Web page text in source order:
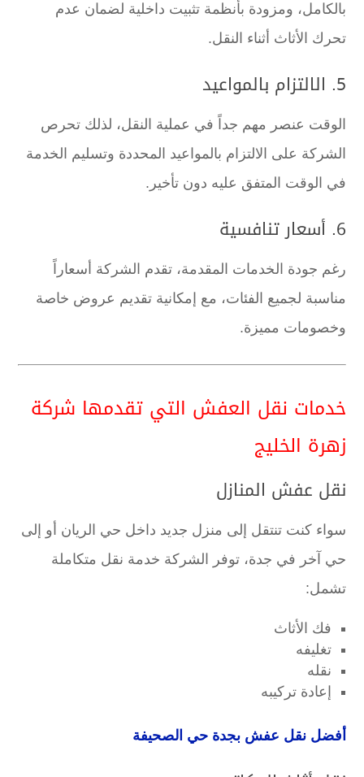
بالكامل، ومزودة بأنظمة تثبيت داخلية لضمان عدم
تحرك الأثاث أثناء النقل.
5. الالتزام بالمواعيد
الوقت عنصر مهم جداً في عملية النقل، لذلك تحرص
الشركة على الالتزام بالمواعيد المحددة وتسليم الخدمة
في الوقت المتفق عليه دون تأخير.
6. أسعار تنافسية
رغم جودة الخدمات المقدمة، تقدم الشركة أسعاراً
مناسبة لجميع الفئات، مع إمكانية تقديم عروض خاصة
وخصومات مميزة.
خدمات نقل العفش التي تقدمها شركة
زهرة الخليج
نقل عفش المنازل
سواء كنت تنتقل إلى منزل جديد داخل حي الريان أو إلى
حي آخر في جدة، توفر الشركة خدمة نقل متكاملة
تشمل:
فك الأثاث
تغليفه
نقله
إعادة تركيبه
أفضل نقل عفش بجدة حي الصحيفة